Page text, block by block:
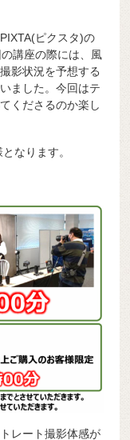
ピクスタ)の
講座の際には、風
影状況を予想する
ました。今回はテ
くださるのか楽し
なります。
レート撮影体感が